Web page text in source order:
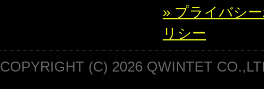
» プライバシ
リシー
COPYRIGHT (C) 2026 QWINTET